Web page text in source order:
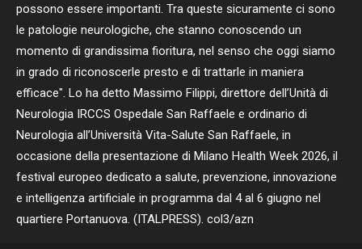
possono essere importanti. Tra queste sicuramente ci sono
le patologie neurologiche, che stanno conoscendo un
momento di grandissima fioritura, nel senso che oggi siamo
in grado di riconoscerle presto e di trattarle in maniera
efficace". Lo ha detto Massimo Filippi, direttore dell’Unità di
Neurologia IRCCS Ospedale San Raffaele e ordinario di
Neurologia all’Università Vita-Salute San Raffaele, in
occasione della presentazione di Milano Health Week 2026, il
festival europeo dedicato a salute, prevenzione, innovazione
e intelligenza artificiale in programma dal 4 al 6 giugno nel
quartiere Portanuova. (ITALPRESS). col3/azn